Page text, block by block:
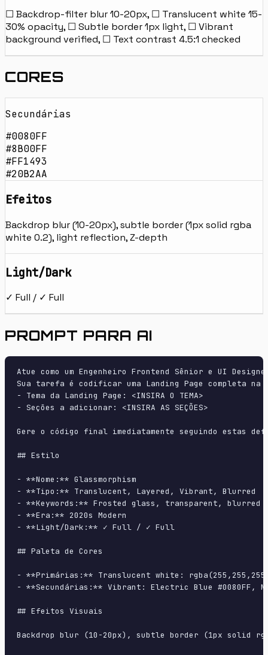
☐ Backdrop-filter blur 10-20px, ☐ Translucent white 15-
30% opacity, ☐ Subtle border 1px light, ☐ Vibrant
background verified, ☐ Text contrast 4.5:1 checked
CORES
Secundárias
#0080FF
#8B00FF
#FF1493
#20B2AA
Efeitos
Backdrop blur (10-20px), subtle border (1px solid rgba
white 0.2), light reflection, Z-depth
Light/Dark
✓ Full / ✓ Full
PROMPT PARA AI
Atue como um Engenheiro Frontend Sênior e UI
Sua tarefa é codificar uma Landing Page completa
- Tema da Landing Page: <INSIRA O TEMA>
- Seções a adicionar: <INSIRA AS SEÇÕES>
Gere o código final imediatamente seguindo estas
## Estilo
- **Nome:** Glassmorphism
- **Tipo:** Translucent, Layered, Vibrant, Blurred
- **Keywords:** Frosted glass, transparent,
- **Era:** 2020s Modern
- **Light/Dark:** ✓ Full / ✓ Full
## Paleta de Cores
- **Primárias:** Translucent white:
- **Secundárias:** Vibrant: Electric Blue #0080FF,
## Efeitos Visuais
Backdrop blur (10-20px), subtle border (1px solid